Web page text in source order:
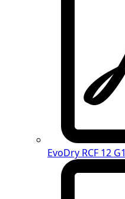
EvoDry RCF 12 G1